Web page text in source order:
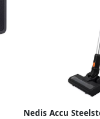
Nedis Accu